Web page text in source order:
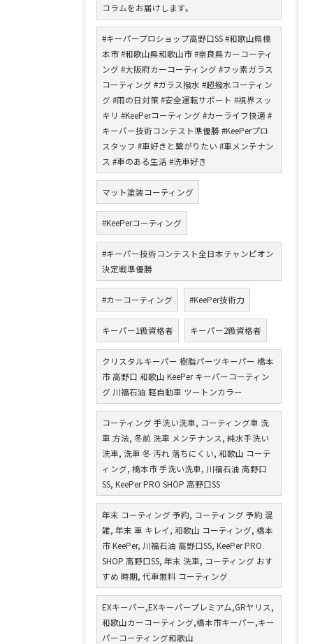
コラムをお届けします。
#キーパープロショップ高野口SS #和歌山県橋
本市 #和歌山県和歌山市 #奈良県カーコーティ
ング #大阪府カーコーティング #フッ素ガラス
コーティング #ガラス撥水 #超撥水コーティン
グ #雨の日対策 #安全運転サポート #視界スッ
キリ #KeePerコーティング #カーライフ快適 #
キーパー技術コンテスト準優勝 #KeePerプロ
スタッフ #車好きと繋がりたい #車メンテナン
ス #車のある生活 #洗車好き
マット塗装コーティング
#KeePerコーティング
#キーパー技術コンテスト全日本チャンピオン
決定戦準優勝
#カーコーティング #KeePer技術力
キーパー1級資格者 キーパー2級資格者
クリスタルキーパー 樹脂パーツキーパー 橋本
市 高野口 和歌山 KeePer キーパーコーティン
グ 川福石油 軽自動車 ツートンカラー
コーティング 手洗い洗車, コーティング車 洗
車 方法, 冬前 洗車 メンテナンス, 純水手洗い
洗車, 洗車 冬 汚れ 落ちにくい, 和歌山 コーテ
ィング, 橋本市 手洗い洗車, 川福石油 高野口
SS, KeePer PRO SHOP 高野口SS
年末 コーティング 予約, コーティング 予約 混
雑, 年末 車 キレイ, 和歌山 コーティング, 橋本
市 KeePer, 川福石油 高野口SS, KeePer PRO
SHOP 高野口SS, 年末 洗車, コーティング おす
すめ 時期, 代車無料 コーティング
EXキーパー,EXキーパープレミアム,GRヤリス,
和歌山カーコーティング,橋本市キーパー,キー
パーコーティング和歌山